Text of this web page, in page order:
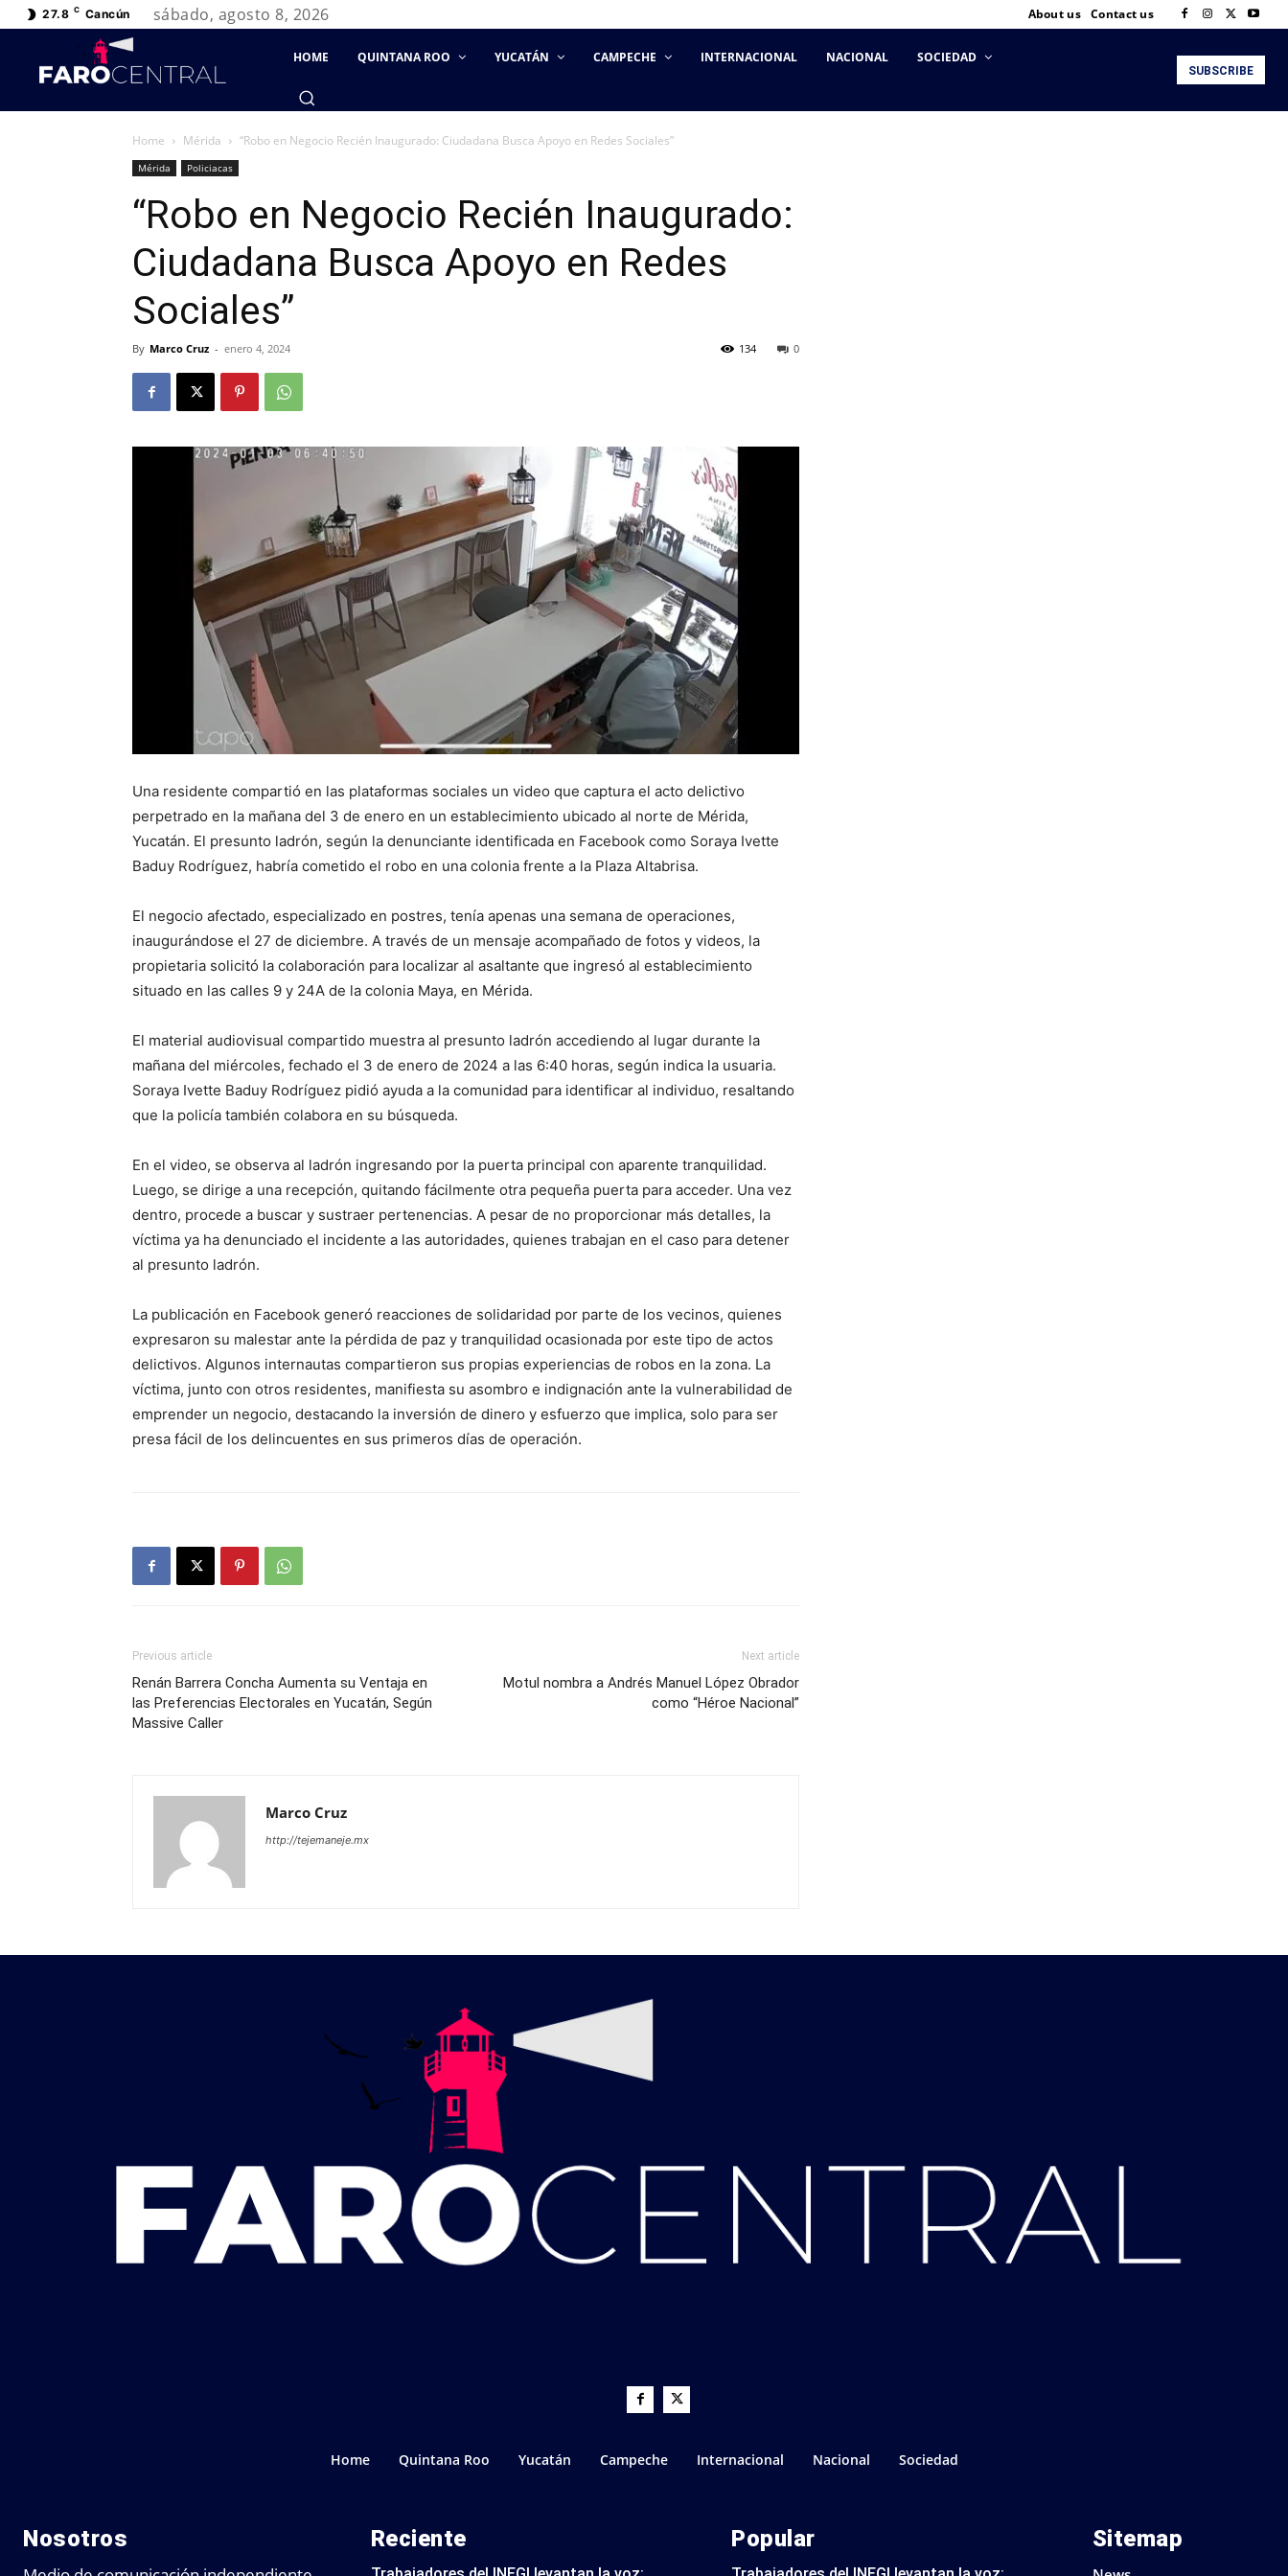
27.8 C Cancún sábado, agosto 8, 2026 About us Contact us
HOME QUINTANA ROO YUCATÁN CAMPECHE INTERNACIONAL NACIONAL SOCIEDAD
SUBSCRIBE
Home Mérida “Robo en Negocio Recién Inaugurado: Ciudadana Busca Apoyo en Redes Sociales”
Mérida Policiacas
“Robo en Negocio Recién Inaugurado:
Ciudadana Busca Apoyo en Redes
Sociales”
By Marco Cruz - enero 4, 2024 0
134
Una residente compartió en las plataformas sociales un video que captura el acto delictivo
perpetrado en la mañana del 3 de enero en un establecimiento ubicado al norte de Mérida,
Yucatán. El presunto ladrón, según la denunciante identificada en Facebook como Soraya Ivette
Baduy Rodríguez, habría cometido el robo en una colonia frente a la Plaza Altabrisa.
El negocio afectado, especializado en postres, tenía apenas una semana de operaciones,
inaugurándose el 27 de diciembre. A través de un mensaje acompañado de fotos y videos, la
propietaria solicitó la colaboración para localizar al asaltante que ingresó al establecimiento
situado en las calles 9 y 24A de la colonia Maya, en Mérida.
El material audiovisual compartido muestra al presunto ladrón accediendo al lugar durante la
mañana del miércoles, fechado el 3 de enero de 2024 a las 6:40 horas, según indica la usuaria.
Soraya Ivette Baduy Rodríguez pidió ayuda a la comunidad para identificar al individuo, resaltando
que la policía también colabora en su búsqueda.
En el video, se observa al ladrón ingresando por la puerta principal con aparente tranquilidad.
Luego, se dirige a una recepción, quitando fácilmente otra pequeña puerta para acceder. Una vez
dentro, procede a buscar y sustraer pertenencias. A pesar de no proporcionar más detalles, la
víctima ya ha denunciado el incidente a las autoridades, quienes trabajan en el caso para detener
al presunto ladrón.
La publicación en Facebook generó reacciones de solidaridad por parte de los vecinos, quienes
expresaron su malestar ante la pérdida de paz y tranquilidad ocasionada por este tipo de actos
delictivos. Algunos internautas compartieron sus propias experiencias de robos en la zona. La
víctima, junto con otros residentes, manifiesta su asombro e indignación ante la vulnerabilidad de
emprender un negocio, destacando la inversión de dinero y esfuerzo que implica, solo para ser
presa fácil de los delincuentes en sus primeros días de operación.
Previous article
Renán Barrera Concha Aumenta su Ventaja en
las Preferencias Electorales en Yucatán, Según
Massive Caller
Next article
Motul nombra a Andrés Manuel López Obrador
como “Héroe Nacional”
Marco Cruz
http://tejemaneje.mx
Home Quintana Roo Yucatán Campeche Internacional Nacional Sociedad
Nosotros Reciente Popular Sitemap